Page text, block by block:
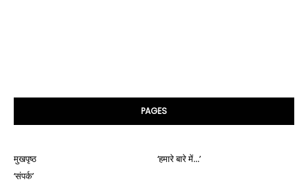
PAGES
मुखपृष्ठ
‘हमारे बारे में...’
‘संपर्क’